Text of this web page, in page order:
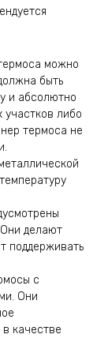
можно
быть
и абсолютно
участков либо
термоса не
делают
поддерживать
с
Они
в качестве